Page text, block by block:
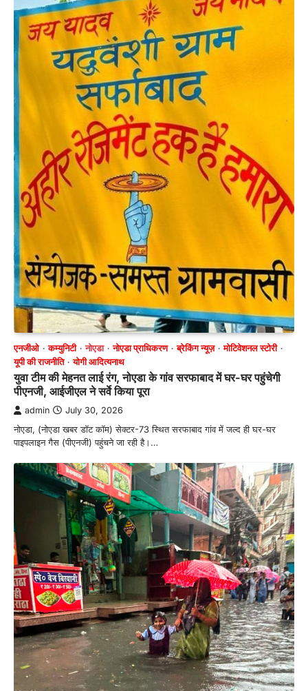
एनजीओ कम्युनिटी नोएडा नोएडा प्राधिकरण ब्रेकिंग न्यूज़
मोटिवेशनल स्टोरी
यूपी की राजनीति
योगी आदित्यनाथ
युवा टीम की मेहनत लाई रंग, नोएडा के गांव सरफाबाद में घर-घर पहुंचेगी
पीएनजी, आईजीएल ने सर्वे किया पूरा
admin July 30, 2026
नोएडा, (नोएडा खबर डॉट कॉम) सेक्टर-73 स्थित सरफाबाद गांव में जल्द ही घर-घर
पाइपलाइन गैस (पीएनजी) पहुंचने जा रही है।…